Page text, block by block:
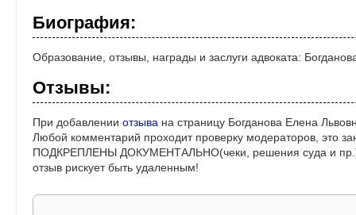
Биография:
Образование, отзывы, награды и заслуги адвоката:
Отзывы:
При добавлении отзыва на страницу Богданова Елена
Любой комментарий проходит проверку модераторов, это
ПОДКРЕПЛЕНЫ ДОКУМЕНТАЛЬНО(чеки, решения суда и пр.)!
отзыв рискует быть удаленным!